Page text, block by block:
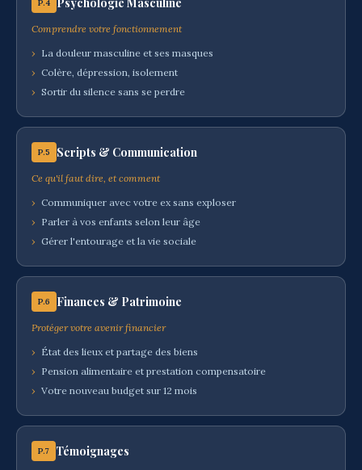
P.4
Comprendre votre fonctionnement
› La douleur masculine et ses masques
› Colère, dépression, isolement
› Sortir du silence sans se perdre
P.5 Scripts & Communication
Ce qu'il faut dire, et comment
› Communiquer avec votre ex sans exploser
› Parler à vos enfants selon leur âge
› Gérer l'entourage et la vie sociale
P.6 Finances & Patrimoine
Protéger votre avenir financier
› État des lieux et partage des biens
› Pension alimentaire et prestation compensatoire
› Votre nouveau budget sur 12 mois
P.7 Témoignages